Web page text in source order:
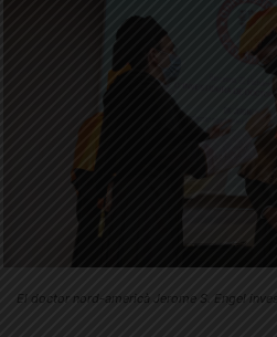
El doctor nord-americà Jerome S. Engel